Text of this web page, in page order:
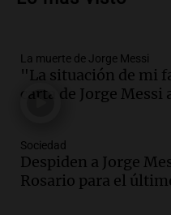
Audio.Tragedia
y cinco heridos
un puente
Audio.Messi
Rosario para
La muerte de Jorge Messi
"La situación de mi
carta de Jorge
Sociedad
Despiden a Jorge
Rosario para el